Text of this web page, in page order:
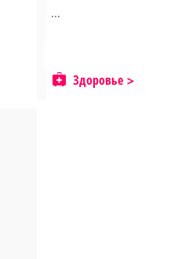
...
Здоровье